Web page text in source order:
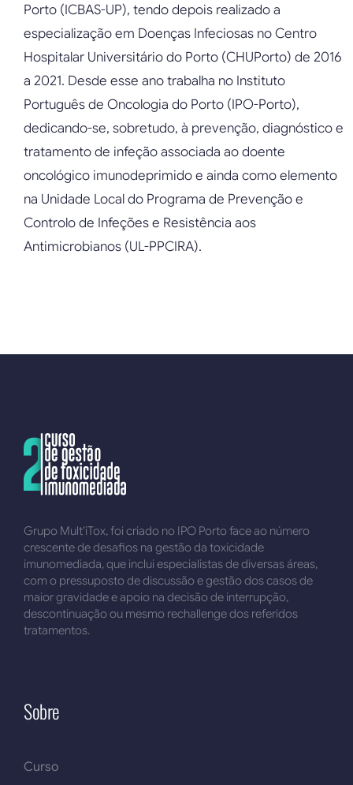
Porto (ICBAS-UP), tendo depois realizado a
especialização em Doenças Infeciosas no Centro
Hospitalar Universitário do Porto (CHUPorto) de 2016
a 2021. Desde esse ano trabalha no Instituto
Português de Oncologia do Porto (IPO-Porto),
dedicando-se, sobretudo, à prevenção, diagnóstico e
tratamento de infeção associada ao doente
oncológico imunodeprimido e ainda como elemento
na Unidade Local do Programa de Prevenção e
Controlo de Infeções e Resistência aos
Antimicrobianos (UL-PPCIRA).
Grupo Mult’iTox, foi criado no IPO Porto face ao número
crescente de desafios na gestão da toxicidade
imunomediada, que inclui especialistas de diversas áreas,
com o pressuposto de discussão e gestão dos casos de
maior gravidade e apoio na decisão de interrupção,
descontinuação ou mesmo rechallenge dos referidos
tratamentos.
Sobre
Curso